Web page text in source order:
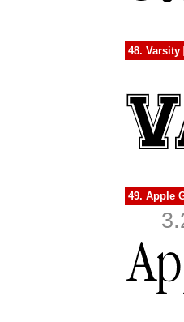
48. Varsity
49. Apple